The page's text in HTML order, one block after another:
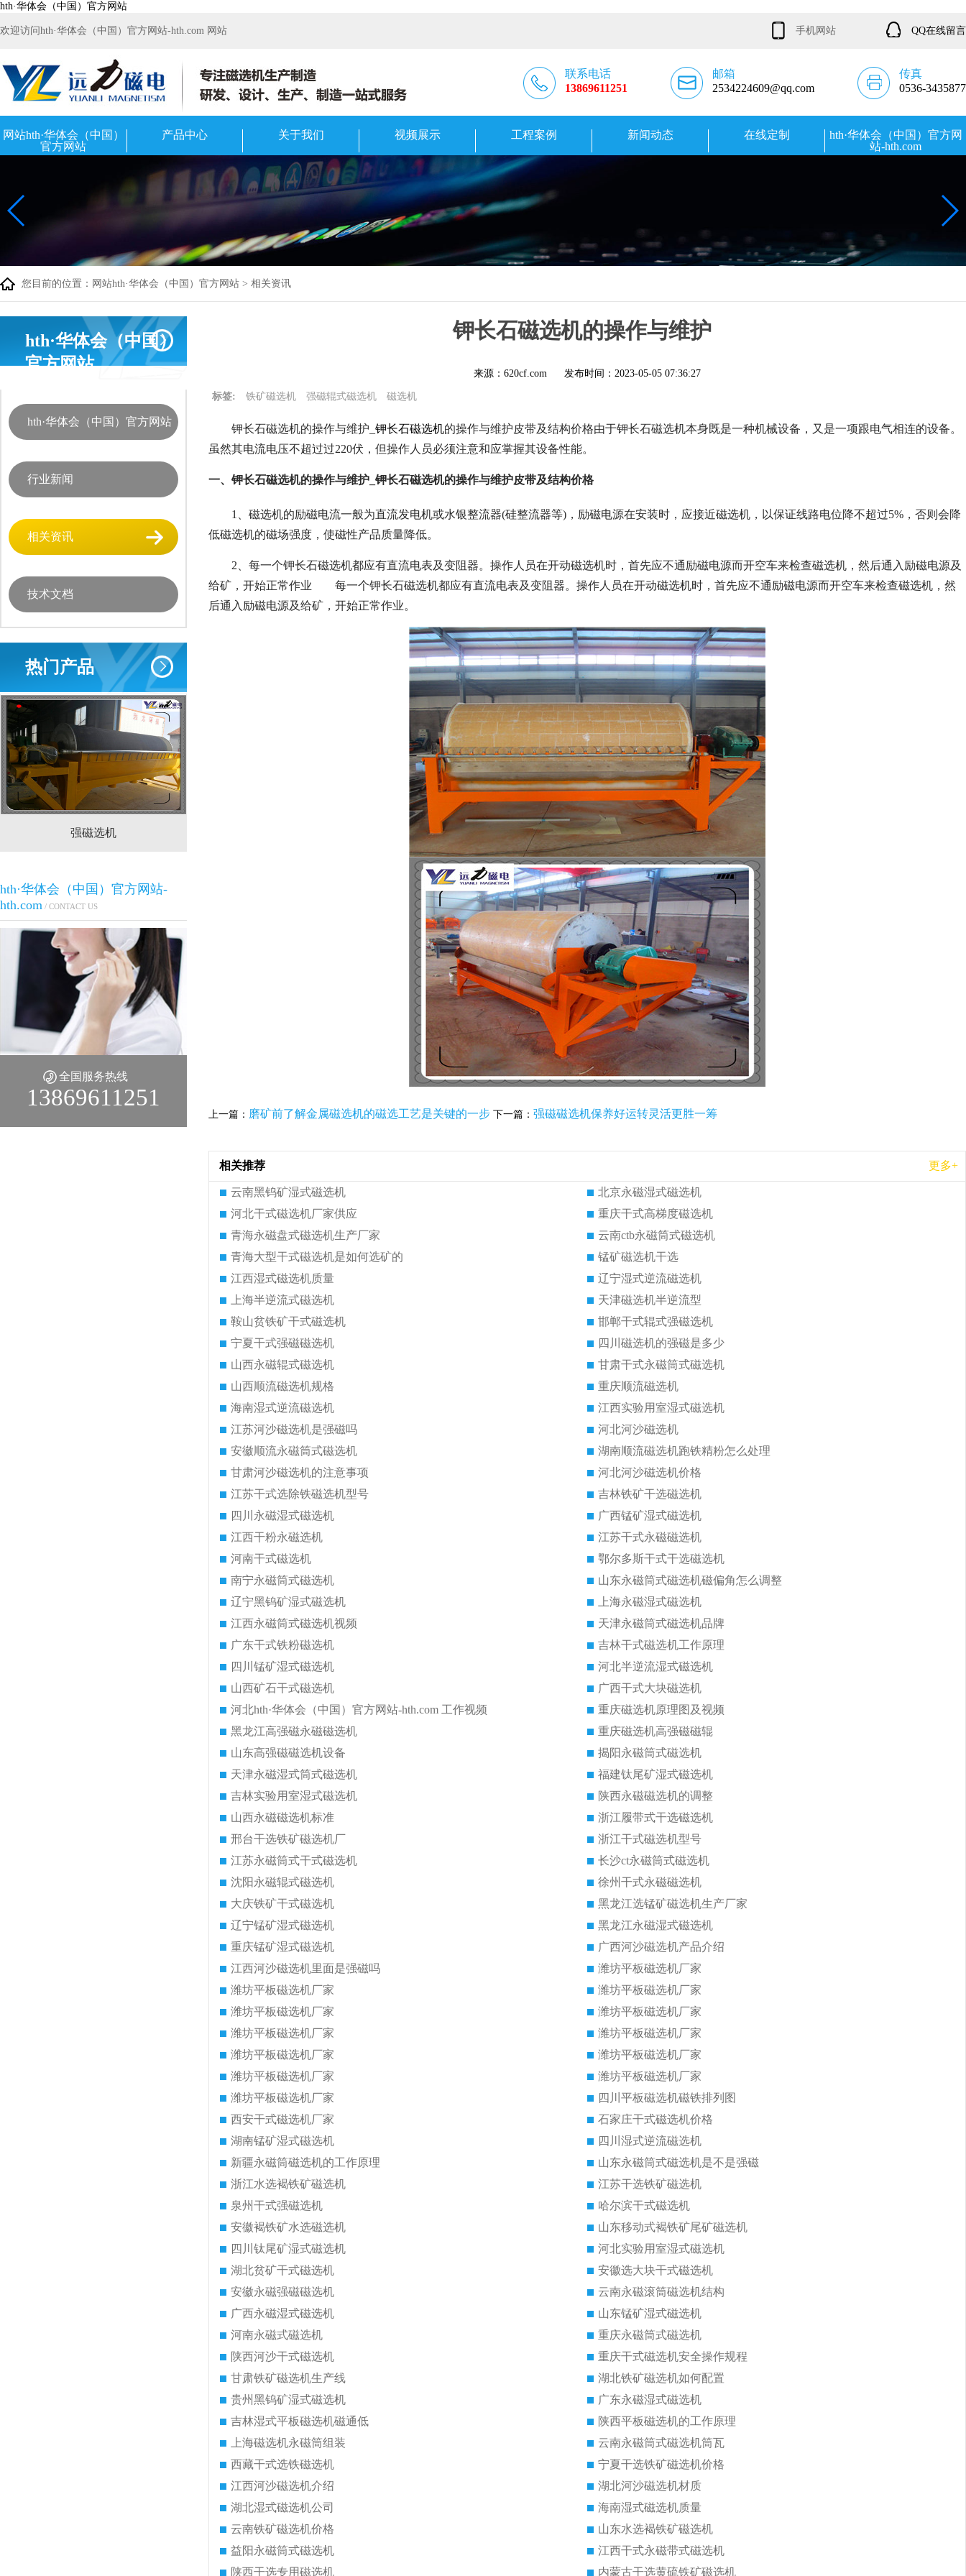
hth·华体会（中国）官方网站
欢迎访问hth·华体会（中国）官方网站-hth.com 网站 手机网站 QQ在线留言
联系电话
13869611251
邮箱
2534224609@qq.com
传真
0536-3435877
网站hth·华体会（中国）
官方网站
产品中心 关于我们 视频展示 工程案例 新闻动态 在线定制
hth·华体会（中国）官方网
站-hth.com
您目前的位置： 网站hth·华体会（中国）官方网站 > 相关资讯
hth·华体会（中国）
官方网站
hth·华体会（中国）官方网站
行业新闻
相关资讯
技术文档
热门产品
强磁选机 稀土永磁辊式强磁选机 RCT系列全磁永磁滚筒
hth·华体会（中国）官方网站-
hth.com / CONTACT US
全国服务热线
13869611251
钾长石磁选机的操作与维护
来源：620cf.com 发布时间： 2023-05-05 07:36:27
标签: 铁矿磁选机 强磁辊式磁选机 磁选机
钾长石磁选机的操作与维护_ 钾长石磁选机的操作与维护皮带及结构价格由于钾长石磁选机本身既是一种机械设备，又是一项跟电气相连的设备。
虽然其电流电压不超过过220伏，但操作人员必须注意和应掌握其设备性能。
一、钾长石磁选机的操作与维护_钾长石磁选机的操作与维护皮带及结构价格
1、磁选机的励磁电流一般为直流发电机或水银整流器(硅整流器等)，励磁电源在安装时，应接近磁选机，以保证线路电位降不超过5%，否则会降
低磁选机的磁场强度，使磁性产品质量降低。
2、每一个钾长石磁选机都应有直流电表及变阻器。操作人员在开动磁选机时，首先应不通励磁电源而开空车来检查磁选机，然后通入励磁电源及
给矿，开始正常作业 每一个钾长石磁选机都应有直流电表及变阻器。操作人员在开动磁选机时，首先应不通励磁电源而开空车来检查磁选机，然
后通入励磁电源及给矿，开始正常作业。
上一篇： 磨矿前了解金属磁选机的磁选工艺是关键的一步 下一篇： 强磁磁选机保养好运转灵活更胜一筹
相关推荐 更多+
云南黑钨矿湿式磁选机
北京永磁湿式磁选机
河北干式磁选机厂家供应
重庆干式高梯度磁选机
青海永磁盘式磁选机生产厂家
云南ctb永磁筒式磁选机
青海大型干式磁选机是如何选矿的
锰矿磁选机干选
江西湿式磁选机质量
辽宁湿式逆流磁选机
上海半逆流式磁选机
天津磁选机半逆流型
鞍山贫铁矿干式磁选机
邯郸干式辊式强磁选机
宁夏干式强磁磁选机
四川磁选机的强磁是多少
山西永磁辊式磁选机
甘肃干式永磁筒式磁选机
山西顺流磁选机规格
重庆顺流磁选机
海南湿式逆流磁选机
江西实验用室湿式磁选机
江苏河沙磁选机是强磁吗
河北河沙磁选机
安徽顺流永磁筒式磁选机
湖南顺流磁选机跑铁精粉怎么处理
甘肃河沙磁选机的注意事项
河北河沙磁选机价格
江苏干式选除铁磁选机型号
吉林铁矿干选磁选机
四川永磁湿式磁选机
广西锰矿湿式磁选机
江西干粉永磁选机
江苏干式永磁磁选机
河南干式磁选机
鄂尔多斯干式干选磁选机
南宁永磁筒式磁选机
山东永磁筒式磁选机磁偏角怎么调整
辽宁黑钨矿湿式磁选机
上海永磁湿式磁选机
江西永磁筒式磁选机视频
天津永磁筒式磁选机品牌
广东干式铁粉磁选机
吉林干式磁选机工作原理
四川锰矿湿式磁选机
河北半逆流湿式磁选机
山西矿石干式磁选机
广西干式大块磁选机
河北hth·华体会（中国）官方网站-hth.com 工作视频
重庆磁选机原理图及视频
黑龙江高强磁永磁磁选机
重庆磁选机高强磁磁辊
山东高强磁磁选机设备
揭阳永磁筒式磁选机
天津永磁湿式筒式磁选机
福建钛尾矿湿式磁选机
吉林实验用室湿式磁选机
陕西永磁磁选机的调整
山西永磁磁选机标准
浙江履带式干选磁选机
邢台干选铁矿磁选机厂
浙江干式磁选机型号
江苏永磁筒式干式磁选机
长沙ct永磁筒式磁选机
沈阳永磁辊式磁选机
徐州干式永磁磁选机
大庆铁矿干式磁选机
黑龙江选锰矿磁选机生产厂家
辽宁锰矿湿式磁选机
黑龙江永磁湿式磁选机
重庆锰矿湿式磁选机
广西河沙磁选机产品介绍
江西河沙磁选机里面是强磁吗
潍坊平板磁选机厂家
潍坊平板磁选机厂家
潍坊平板磁选机厂家
潍坊平板磁选机厂家
潍坊平板磁选机厂家
潍坊平板磁选机厂家
潍坊平板磁选机厂家
潍坊平板磁选机厂家
潍坊平板磁选机厂家
潍坊平板磁选机厂家
潍坊平板磁选机厂家
潍坊平板磁选机厂家
四川平板磁选机磁铁排列图
西安干式磁选机厂家
石家庄干式磁选机价格
湖南锰矿湿式磁选机
四川湿式逆流磁选机
新疆永磁筒磁选机的工作原理
山东永磁筒式磁选机是不是强磁
浙江水选褐铁矿磁选机
江苏干选铁矿磁选机
泉州干式强磁选机
哈尔滨干式磁选机
安徽褐铁矿水选磁选机
山东移动式褐铁矿尾矿磁选机
四川钛尾矿湿式磁选机
河北实验用室湿式磁选机
湖北贫矿干式磁选机
安徽选大块干式磁选机
安徽永磁强磁磁选机
云南永磁滚筒磁选机结构
广西永磁湿式磁选机
山东锰矿湿式磁选机
河南永磁式磁选机
重庆永磁筒式磁选机
陕西河沙干式磁选机
重庆干式磁选机安全操作规程
甘肃铁矿磁选机生产线
湖北铁矿磁选机如何配置
贵州黑钨矿湿式磁选机
广东永磁湿式磁选机
吉林湿式平板磁选机磁通低
陕西平板磁选机的工作原理
上海磁选机永磁筒组装
云南永磁筒式磁选机筒瓦
西藏干式选铁磁选机
宁夏干选铁矿磁选机价格
江西河沙磁选机介绍
湖北河沙磁选机材质
湖北湿式磁选机公司
海南湿式磁选机质量
云南铁矿磁选机价格
山东水选褐铁矿磁选机
益阳永磁筒式磁选机
江西干式永磁带式磁选机
陕西干选专用磁选机
内蒙古干选黄硫铁矿磁选机